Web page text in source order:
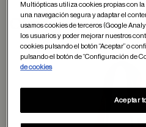
Otros usuarios
Multiópticas utiliza cookies propias con
una navegación segura y adaptar el
usamos cookies de terceros (Google
los usuarios y poder mejorar nuestros
cookies pulsando el botón “Aceptar” o
pulsando el botón de “Configuración de
de cookies
Aceptar